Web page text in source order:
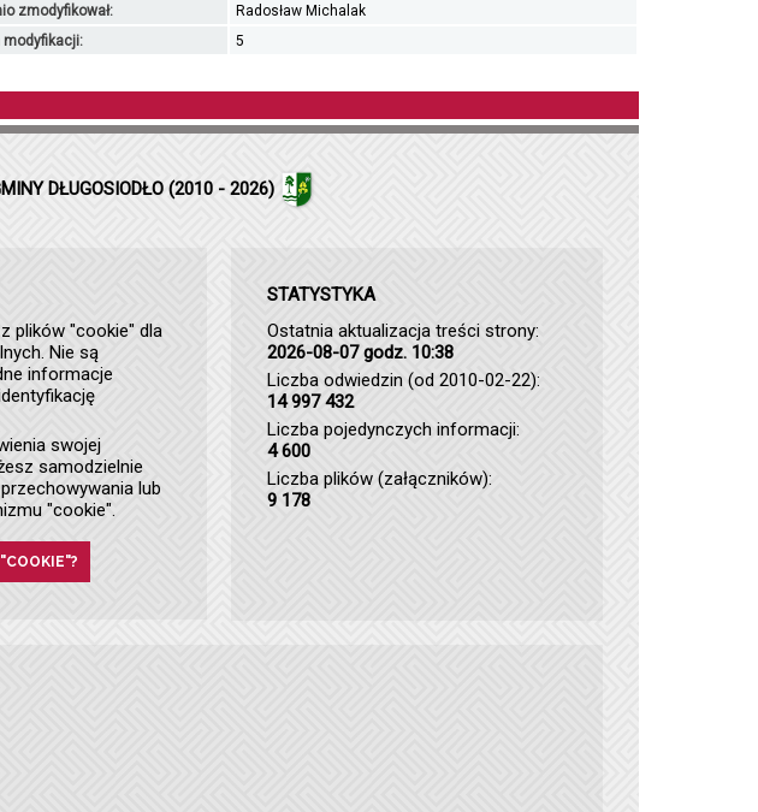
zmodyfikował:
Radosław Michalak
modyfikacji:
5
DŁUGOSIODŁO (2010 - 2026)
plików "cookie" dla
Nie są
informacje
swojej
samodzielnie
lub
"cookie".
STATYSTYKA
Ostatnia aktualizacja treści strony:
2026-08-07 godz. 10:38
Liczba odwiedzin (od 2010-02-22):
14 997 432
Liczba pojedynczych informacji:
4 600
Liczba plików (załączników):
9 178